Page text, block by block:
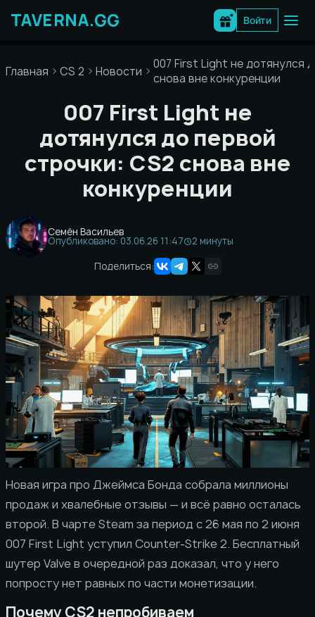
содержимому
Войти
Главная CS 2 Новости
007 First Light не дотянулся
снова вне конкуренции
007 First Light не
дотянулся до первой
строчки: CS2 снова вне
конкуренции
Семён Васильев
Опубликовано: 03.06.26 11:47
2 минуты
Поделиться:
Новая игра про Джеймса Бонда собрала миллионы
продаж и хвалебные отзывы — и всё равно осталась
второй. В чарте Steam за период с 26 мая по 2 июня
007 First Light уступил Counter-Strike 2. Бесплатный
шутер Valve в очередной раз доказал, что у него
попросту нет равных по части монетизации.
Почему CS2 непробиваем